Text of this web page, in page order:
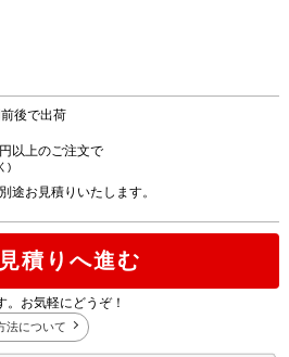
後で出荷
以上のご注文で
)
途お見積りいたします。
積りへ進む
お気軽にどうぞ！
法について